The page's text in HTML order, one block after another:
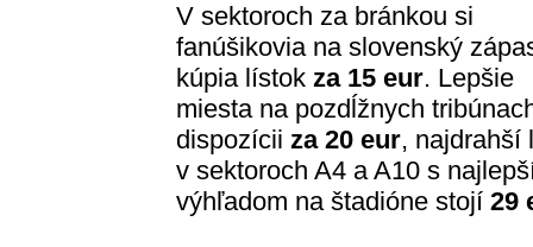
V sektoroch za bránkou si
fanúšikovia na slovenský
kúpia lístok za 15 eur. Lepšie
miesta na pozdĺžnych
dispozícii za 20 eur, najdrahší
v sektoroch A4 a A10 s
výhľadom na štadióne stojí 29